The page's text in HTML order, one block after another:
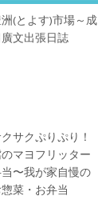
(とよす)市場～成
文出張日誌
サクぷりぷり！
マヨフリッター
〜我が家自慢の
菜・お弁当